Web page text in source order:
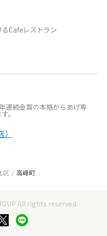
Cafeレストラン
連続金賞の本格からあげ専
。
区 高峰町
All rights reserved.